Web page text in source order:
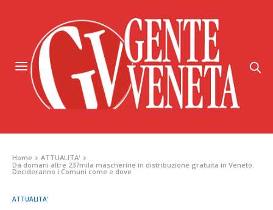
Home
ATTUALITA'
Da domani altre 237mila mascherine in distribuzione gratuita in Veneto.
Decideranno i Comuni come e dove
ATTUALITA'